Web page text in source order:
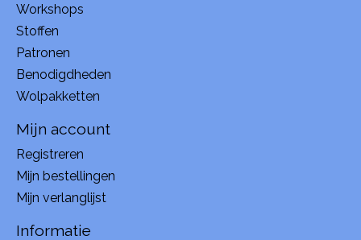
Workshops
Stoffen
Patronen
Benodigdheden
Wolpakketten
Mijn account
Registreren
Mijn bestellingen
Mijn verlanglijst
Informatie